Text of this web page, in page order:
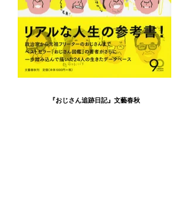
『おじさん追跡日記』文藝春秋